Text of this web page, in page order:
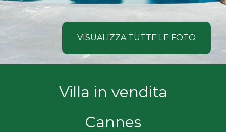
VISUALIZZA TUTTE LE FOTO
Villa in vendita
Cannes
CERCANO
NOSTRI
Comune